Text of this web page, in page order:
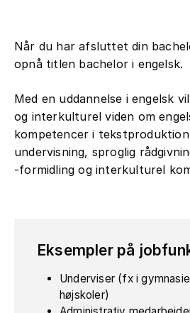
Når du har afsluttet din
opnå titlen bachelor i engelsk.
Med en uddannelse i engelsk
og interkulturel viden om
kompetencer i
undervisning, sproglig
-formidling og interkulturel
Eksempler på
Underviser (fx i
højskoler)